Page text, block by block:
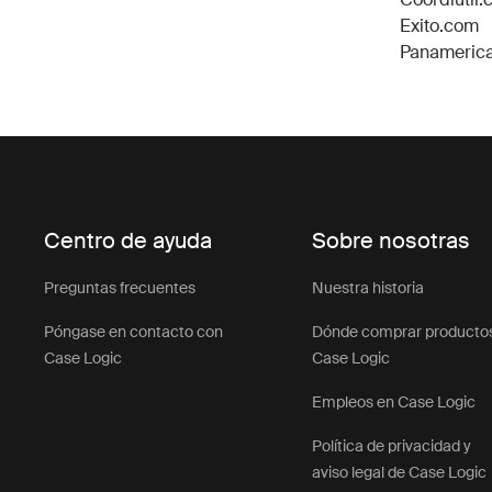
Exito.com
Centro de ayuda
Preguntas frecuentes
Póngase en contacto con
Case Logic
Sobre nosotras
Nuestra historia
Dónde comprar
Case Logic
Empleos en Case Logic
Política de privacidad y
aviso legal de Case Logic